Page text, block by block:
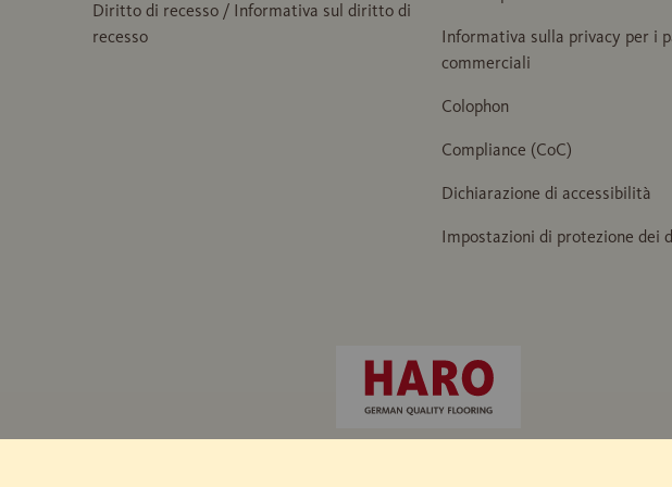
Diritto di recesso / Informativa sul diritto di
recesso
Informativa sulla privacy per i
commerciali
Colophon
Compliance (CoC)
Dichiarazione di accessibilità
Impostazioni di protezione dei